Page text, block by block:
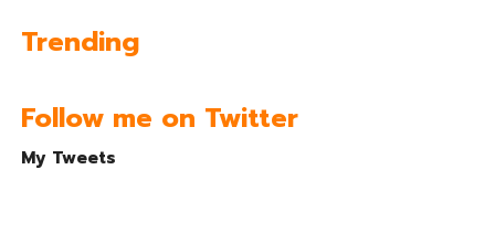
Trending
Follow me on Twitter
My Tweets